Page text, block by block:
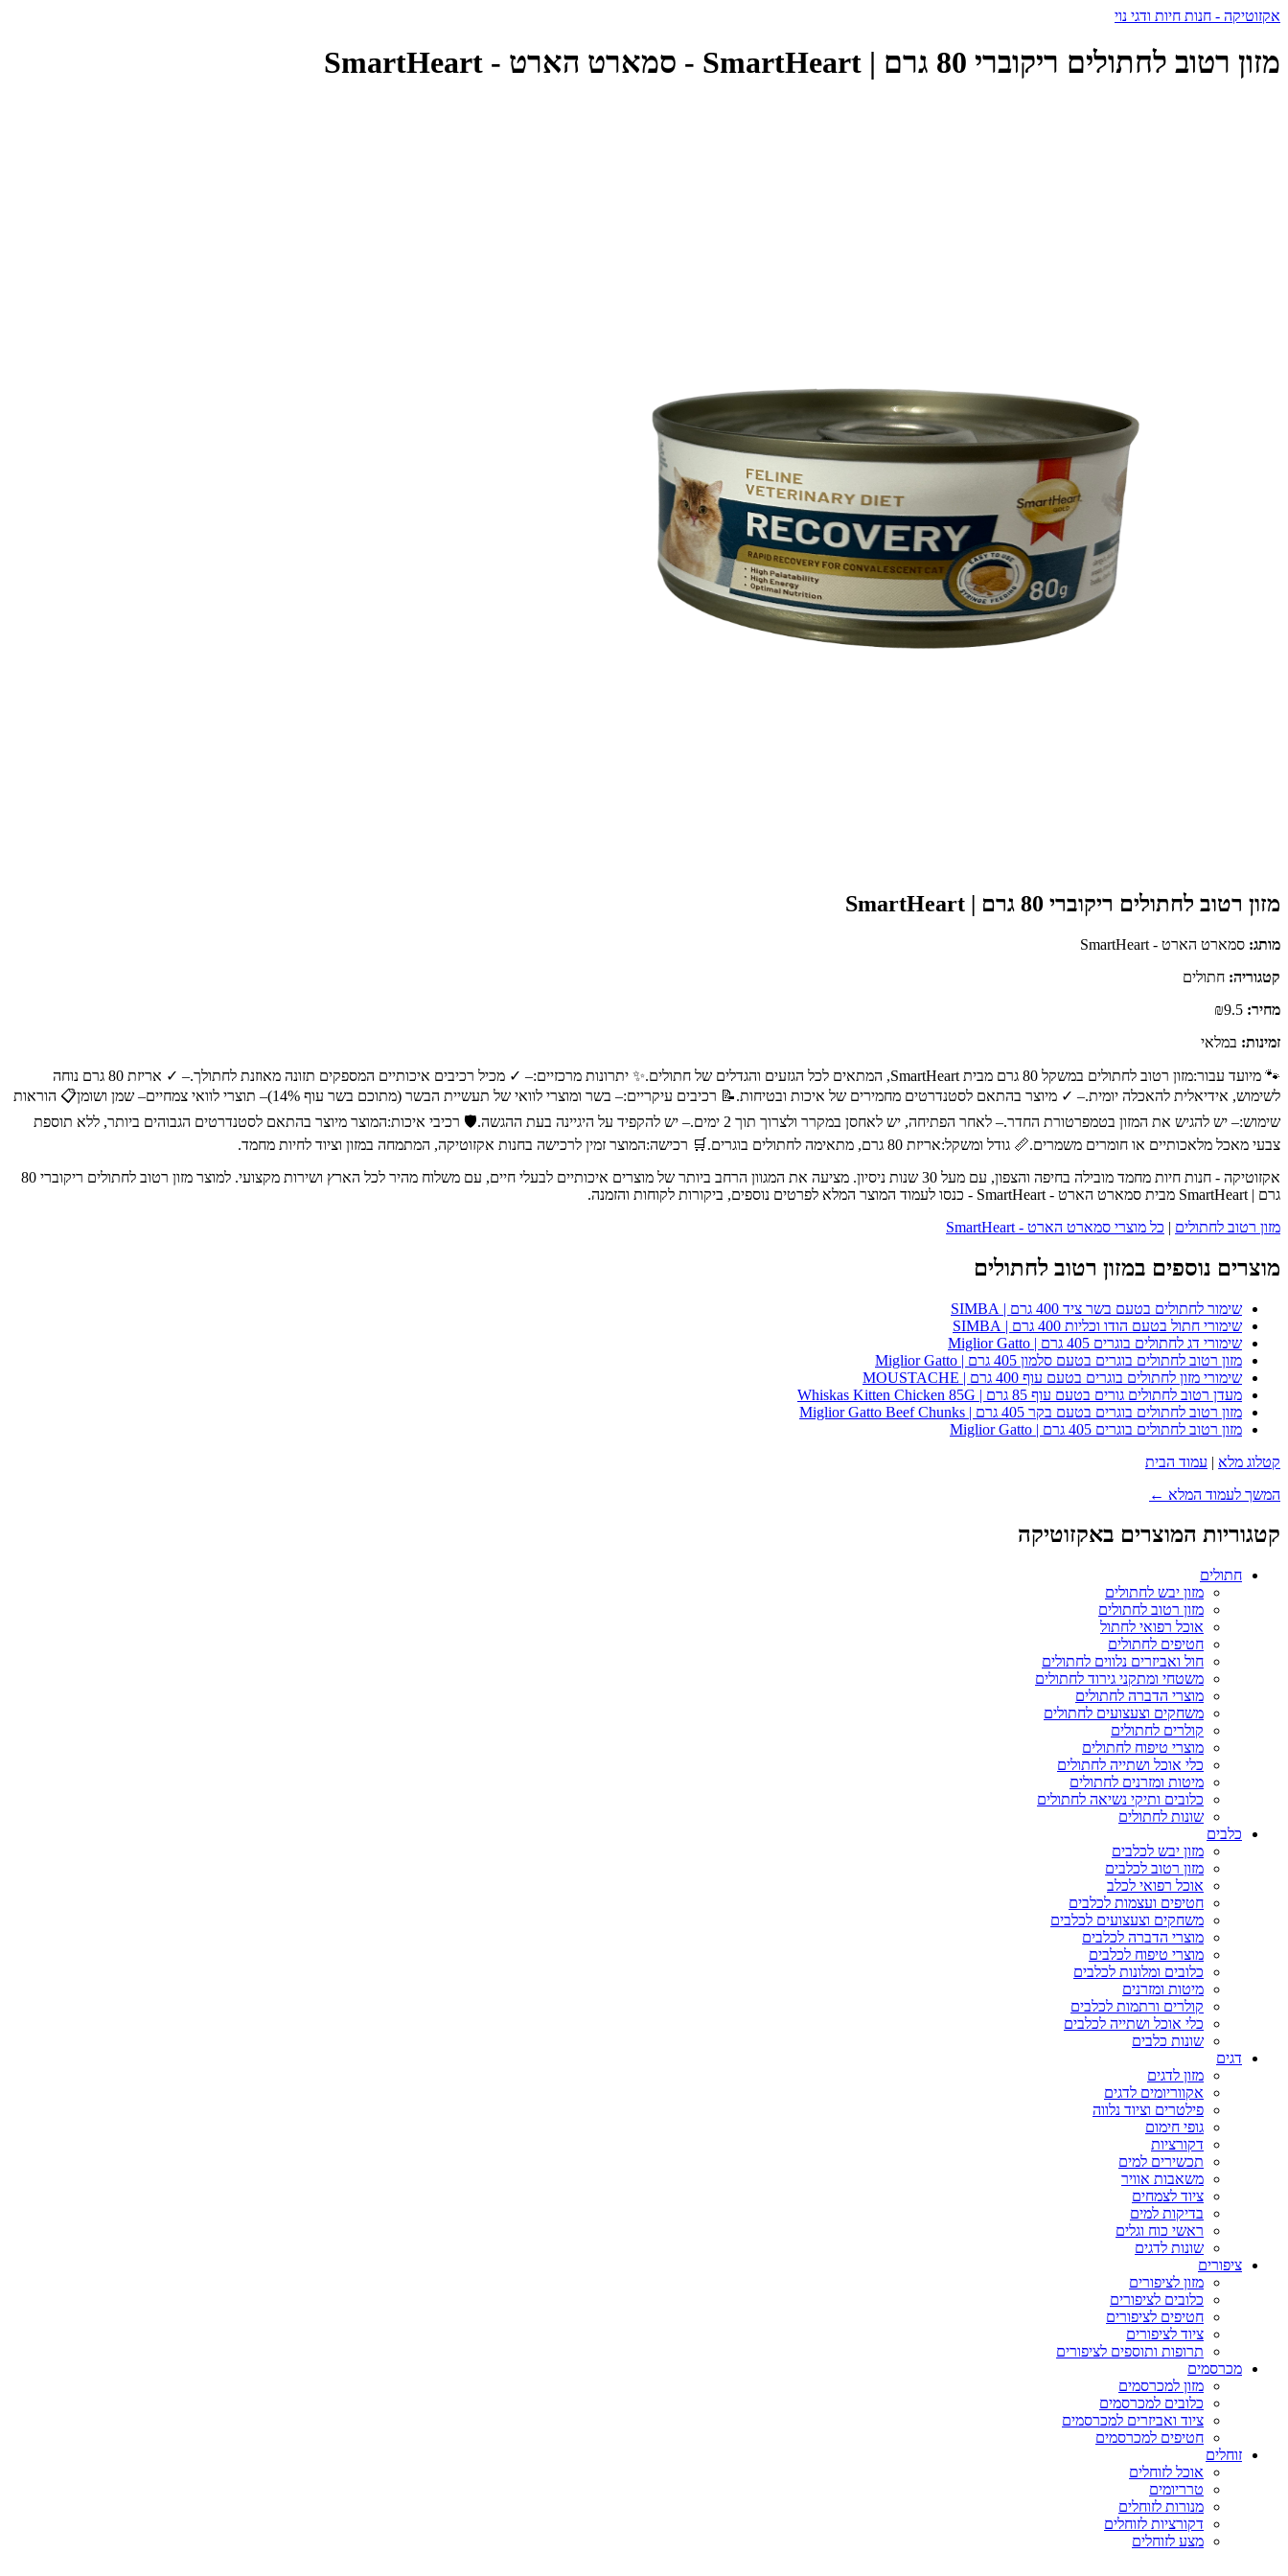
אקזוטיקה - חנות חיות ודגי נוי
מזון רטוב לחתולים ריקוברי 80 גרם | SmartHeart - סמארט הארט - SmartHeart
מזון רטוב לחתולים ריקוברי 80 גרם | SmartHeart
מותג: סמארט הארט - SmartHeart
קטגוריה: חתולים
מחיר:
זמינות: במלאי
🐾 מיועד עבור:מזון רטוב לחתולים במשקל 80 גרם מבית SmartHeart, המתאים לכל הגזעים והגדלים של חתולים.✨ יתרונות מרכזיים:– ✓ מכיל רכיבים איכותיים המספקים תזונה מאוזנת לחתולך.– ✓ אריזת 80 גרם נוחה
לשימוש, אידיאלית להאכלה יומית.– ✓ מיוצר בהתאם לסטנדרטים מחמירים של איכות ובטיחות.📝 רכיבים עיקריים:– בשר ומוצרי לוואי של תעשיית הבשר (מתוכם בשר עוף 14%)– תוצרי לוואי צמחיים– שמן ושומן📋 הוראות
שימוש:– יש להגיש את המזון בטמפרטורת החדר.– לאחר הפתיחה, יש לאחסן במקרר ולצרוך תוך 2 ימים.– יש להקפיד על היגיינה בעת ההגשה.🛡️ רכיבי איכות:המוצר מיוצר בהתאם לסטנדרטים הגבוהים ביותר, ללא תוספת
צבעי מאכל מלאכותיים או חומרים משמרים.📏 גודל ומשקל:אריזת 80 גרם, מתאימה לחתולים בוגרים.🛒 רכישה:המוצר זמין לרכישה בחנות אקזוטיקה, המתמחה במזון וציוד לחיות מחמד.
אקזוטיקה - חנות חיות מחמד מובילה בחיפה והצפון, עם מעל 30 שנות ניסיון. מציעה את המגוון הרחב ביותר של מוצרים איכותיים לבעלי חיים, עם משלוח מהיר לכל הארץ ושירות מקצועי. למוצר מזון רטוב לחתולים ריקוברי 80
גרם | SmartHeart מבית סמארט הארט - SmartHeart - כנסו לעמוד המוצר המלא לפרטים נוספים, ביקורות לקוחות והזמנה.
מזון רטוב לחתולים | כל מוצרי סמארט הארט - SmartHeart
מוצרים נוספים במזון רטוב לחתולים
שימור לחתולים בטעם בשר ציד 400 גרם | SIMBA
שימורי חתול בטעם הודו וכליות 400 גרם | SIMBA
שימורי דג לחתולים בוגרים 405 גרם | Miglior Gatto
מזון רטוב לחתולים בוגרים בטעם סלמון 405 גרם | Miglior Gatto
שימורי מזון לחתולים בוגרים בטעם עוף 400 גרם | MOUSTACHE
מעדן רטוב לחתולים גורים בטעם עוף 85 גרם | Whiskas Kitten Chicken 85G
מזון רטוב לחתולים בוגרים בטעם בקר 405 גרם | Miglior Gatto Beef Chunks
מזון רטוב לחתולים בוגרים 405 גרם | Miglior Gatto
קטלוג מלא | עמוד הבית
המשך לעמוד המלא ←
קטגוריות המוצרים באקזוטיקה
חתולים
מזון יבש לחתולים
מזון רטוב לחתולים
אוכל רפואי לחתול
חטיפים לחתולים
חול ואביזרים נלווים לחתולים
משטחי ומתקני גירוד לחתולים
מוצרי הדברה לחתולים
משחקים וצעצועים לחתולים
קולרים לחתולים
מוצרי טיפוח לחתולים
כלי אוכל ושתייה לחתולים
מיטות ומזרנים לחתולים
כלובים ותיקי נשיאה לחתולים
שונות לחתולים
כלבים
מזון יבש לכלבים
מזון רטוב לכלבים
אוכל רפואי לכלב
חטיפים ועצמות לכלבים
משחקים וצעצועים לכלבים
מוצרי הדברה לכלבים
מוצרי טיפוח לכלבים
כלובים ומלונות לכלבים
מיטות ומזרנים
קולרים ורתמות לכלבים
כלי אוכל ושתייה לכלבים
שונות כלבים
דגים
מזון לדגים
אקווריומים לדגים
פילטרים וציוד נלווה
גופי חימום
דקורציות
תכשירים למים
משאבות אוויר
ציוד לצמחים
בדיקות למים
ראשי כוח וגלים
שונות לדגים
ציפורים
מזון לציפורים
כלובים לציפורים
חטיפים לציפורים
ציוד לציפורים
תרופות ותוספים לציפורים
מכרסמים
מזון למכרסמים
כלובים למכרסמים
ציוד ואביזרים למכרסמים
חטיפים למכרסמים
זוחלים
אוכל לזוחלים
טרריומים
מנורות לזוחלים
דקורציות לזוחלים
מצע לזוחלים